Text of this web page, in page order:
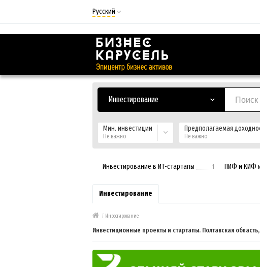
Русский
Русский
Українська
Инвестирование
Мин. инвестиции
Не важно
Предполагаемая
Не важно
Инвестирование в ИТ-стартапы 1 ПИФ и КИФ
Инвестирование
/ Инвестирование
Инвестиционные проекты и стартапы. Полтавская